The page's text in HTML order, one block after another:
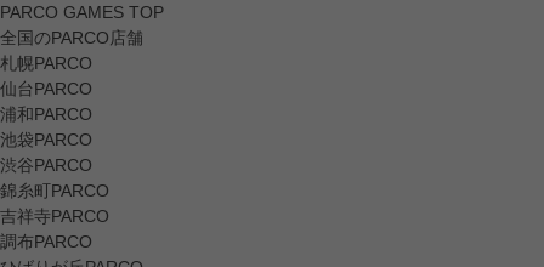
PARCO GAMES TOP
全国のPARCO店舗
札幌PARCO
仙台PARCO
浦和PARCO
池袋PARCO
渋谷PARCO
錦糸町PARCO
吉祥寺PARCO
調布PARCO